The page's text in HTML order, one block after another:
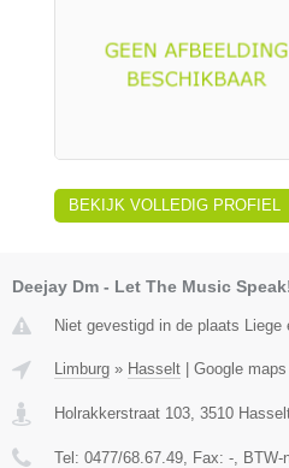
BEKIJK VOLLEDIG PROFIEL
Deejay Dm - Let The Music
Niet gevestigd in de plaats Liege
Limburg » Hasselt | Google maps
Holrakkerstraat 103 3510
Tel: 0477/68.67.49 , Fax: - , BTW-